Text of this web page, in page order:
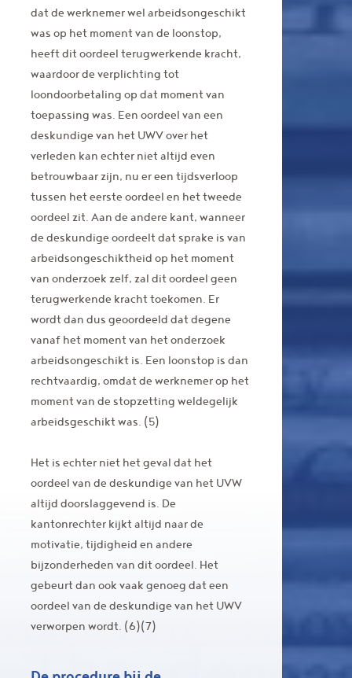
dat de werknemer wel arbeidsongeschikt
was op het moment van de loonstop,
heeft dit oordeel terugwerkende kracht,
waardoor de verplichting tot
loondoorbetaling op dat moment van
toepassing was. Een oordeel van een
deskundige van het UWV over het
verleden kan echter niet altijd even
betrouwbaar zijn, nu er een tijdsverloop
tussen het eerste oordeel en het tweede
oordeel zit. Aan de andere kant, wanneer
de deskundige oordeelt dat sprake is van
arbeidsongeschiktheid op het moment
van onderzoek zelf, zal dit oordeel geen
terugwerkende kracht toekomen. Er
wordt dan dus geoordeeld dat degene
vanaf het moment van het onderzoek
arbeidsongeschikt is. Een loonstop is dan
rechtvaardig, omdat de werknemer op het
moment van de stopzetting weldegelijk
arbeidsgeschikt was. (5)
Het is echter niet het geval dat het
oordeel van de deskundige van het UVW
altijd doorslaggevend is. De
kantonrechter kijkt altijd naar de
motivatie, tijdigheid en andere
bijzonderheden van dit oordeel. Het
gebeurt dan ook vaak genoeg dat een
oordeel van de deskundige van het UWV
verworpen wordt. (6)(7)